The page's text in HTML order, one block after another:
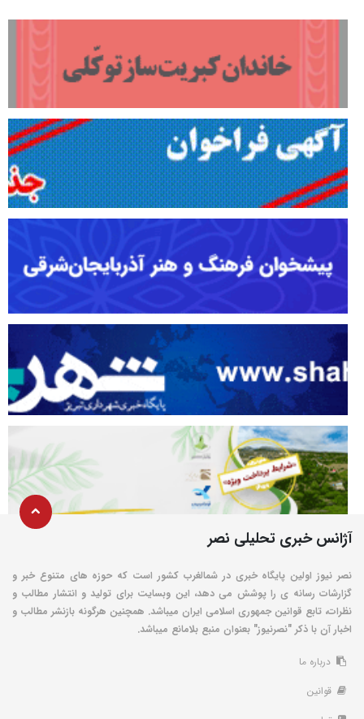
آژانس خبری تحلیلی نصر
نصر نیوز اولین پایگاه خبری در شمالغرب کشور است که حوزه های متنوع خبر و
گزارشات رسانه ی را پوشش می دهد، این وبسایت برای تولید و انتشار مطالب و
نظرات، تابع قوانین جمهوری اسلامی ایران میباشد. همچنین هرگونه بازنشر مطالب و
اخبار آن با ذکر "نصرنیوز" بعنوان منبع بلامانع میباشد.
درباره ما
قوانین